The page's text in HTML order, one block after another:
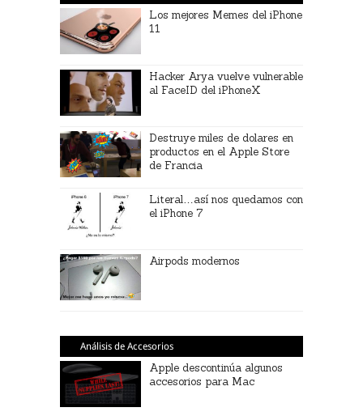
Los mejores Memes del iPhone
11
Hacker Arya vuelve vulnerable
al FaceID del iPhoneX
Destruye miles de dolares en
productos en el Apple Store
de Francia
Literal…así nos quedamos con
el iPhone 7
Airpods modernos
Análisis de Accesorios
Apple descontinúa algunos
accesorios para Mac